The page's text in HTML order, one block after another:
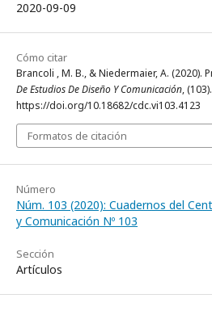
2020-09-09
Cómo citar
Brancoli , M. B., & Niedermaier, A. (2020).
De Estudios De Diseño Y Comunicación, (103).
https://doi.org/10.18682/cdc.vi103.4123
Formatos de citación
Número
Núm. 103 (2020): Cuadernos del
y Comunicación Nº 103
Sección
Artículos